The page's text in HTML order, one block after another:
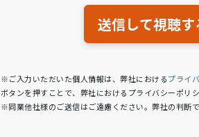
※ご入力いただいた個人情報は、弊社におけるプライ
ボタンを押すことで、弊社におけるプライバシーポリ
※同業他社様のご送信はご遠慮ください。弊社の判断